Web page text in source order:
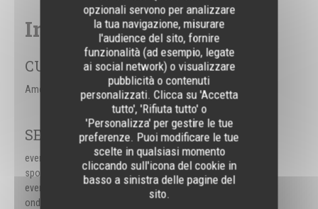
opzionali servono per analizzare
la tua navigazione, misurare
l'audience del sito, fornire
funzionalità (ad esempio, legate
ai social network) o visualizzare
pubblicità o contenuti
personalizzati. Clicca su 'Accetta
tutto', 'Rifiuta tutto' o
'Personalizza' per gestire le tue
preferenze. Puoi modificare le tue
scelte in qualsiasi momento
cliccando sull'icona del cookie in
basso a sinistra delle pagine del
sito.
Informazioni pratiche
CUCINA
Americana
SERVIZI
eventi aziendali, eventi
sportivi, Organizzazione di
eventi, Eventi sportivi in ​​
onda su schermo,